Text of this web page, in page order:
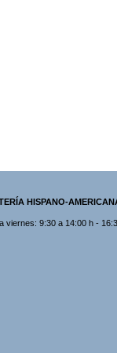
HISPANO-
viernes: 9:30 a 14:00 h -